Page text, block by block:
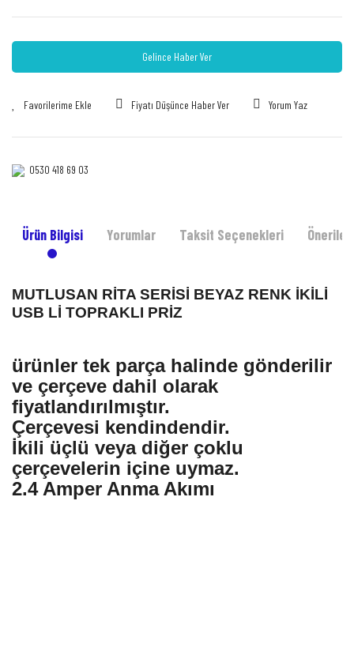
Gelince Haber Ver
Fiyatı Düşünce Haber Ver Yorum Yaz
0530 418 69 03‎‎
Ürün Bilgisi Yorumlar Taksit Seçenekleri
MUTLUSAN RİTA SERİSİ BEYAZ RENK İKİLİ
USB Lİ TOPRAKLI PRİZ
ürünler tek parça halinde gönderilir
ve çerçeve dahil olarak
fiyatlandırılmıştır.
Çerçevesi kendindendir.
İkili üçlü veya diğer çoklu
çerçevelerin içine uymaz.
2.4 Amper Anma Akımı